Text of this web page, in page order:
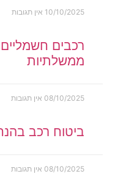
10/10/2025 אין תגובות
רכבים
ממשלתיות
08/10/2025 אין תגובות
ביטוח רכב
08/10/2025 אין תגובות